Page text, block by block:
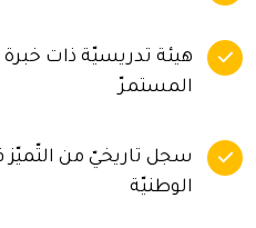
هيئة تدريسيّة ذات خبرة
المستمرّ
سجل تاريخيّ من التّميّز
الوطنيّة